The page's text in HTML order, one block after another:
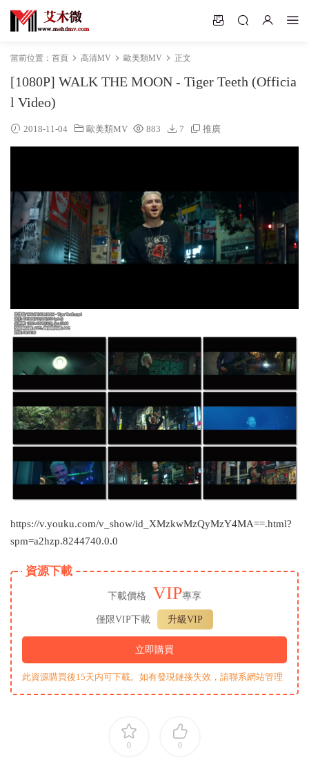
當前位置： 首頁 高清MV 歐美類MV 正文
[1080P] WALK THE MOON - Tiger Teeth (Officia
l Video)
2018-11-04 歐美類MV 883 7 推廣
https://v.youku.com/v_show/id_XMzkwMzQyMzY4MA==.html?
spm=a2hzp.8244740.0.0
資源下載
下載價格 VIP專享
僅限VIP下載 升級VIP
立即購買
此資源購買後15天内可下載。如有發現鏈接失效，請聯系網站管理
0 0